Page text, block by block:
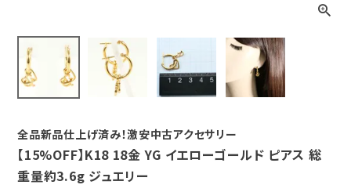
全品新品仕上げ済み！激安中古アクセサリー
【15%OFF】K18 18金 YG イエローゴールド ピアス 総
重量約3.6g ジュエリー